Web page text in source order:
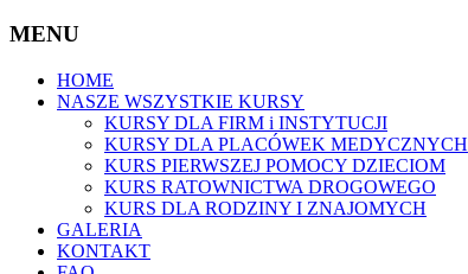
MENU
HOME
NASZE WSZYSTKIE KURSY
KURSY DLA FIRM i INSTYTUCJI
KURSY DLA PLACÓWEK MEDYCZNYCH
KURS PIERWSZEJ POMOCY DZIECIOM
KURS RATOWNICTWA DROGOWEGO
KURS DLA RODZINY I ZNAJOMYCH
GALERIA
KONTAKT